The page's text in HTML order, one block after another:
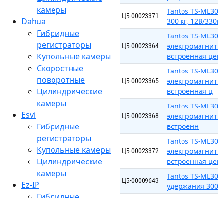
камеры
Dahua
Гибридные
регистраторы
Купольные камеры
Скоростные
поворотные
Цилиндрические
камеры
Esvi
Гибридные
регистраторы
Купольные камеры
Цилиндрические
камеры
Ez-IP
ЦБ-00023371
Tantos TS-
300 кг, 12В/
ЦБ-00023364
Tantos TS-
встроенная
ЦБ-00023365
Tantos TS-
встроенная ц
ЦБ-00023368
Tantos TS-
встроенн
ЦБ-00023372
Tantos TS-
встроенная
ЦБ-00009643
Tantos TS-
удержания 300